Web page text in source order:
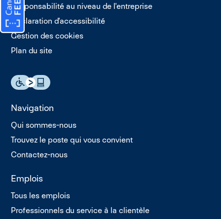
Responsabilité au niveau de l'entreprise
Déclaration d'accessibilité
Gestion des cookies
Plan du site
Navigation
Qui sommes-nous
Trouvez le poste qui vous convient
Contactez-nous
Emplois
Tous les emplois
Professionnels du service à la clientèle